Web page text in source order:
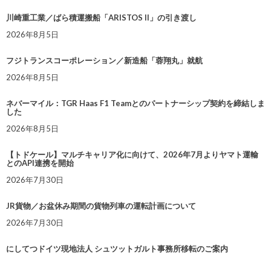
川崎重工業／ばら積運搬船「ARISTOS II」の引き渡し
2026年8月5日
フジトランスコーポレーション／新造船「蓉翔丸」就航
2026年8月5日
ネバーマイル：TGR Haas F1 Teamとのパートナーシップ契約を締結しま
した
2026年8月5日
【トドケール】マルチキャリア化に向けて、2026年7月よりヤマト運輸
とのAPI連携を開始
2026年7月30日
JR貨物／お盆休み期間の貨物列車の運転計画について
2026年7月30日
にしてつドイツ現地法人 シュツットガルト事務所移転のご案内